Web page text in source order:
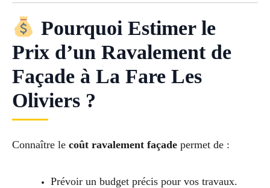
Pourquoi Estimer le
Prix d’un Ravalement de
Façade à La Fare Les
Oliviers ?
Connaître le coût ravalement façade permet de :
Prévoir un budget précis pour vos travaux.